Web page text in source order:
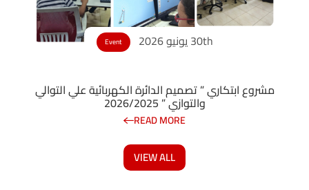
30th يونيو 2026 Event
مشروع ابتكاري ” تصميم الدائرة الكهربائية علي التوالي
والتوازي ” 2026/2025
READ MORE
VIEW ALL